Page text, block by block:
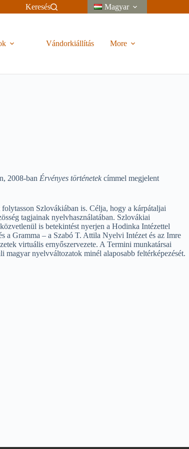
Keresés Magyar
Vándorkiállítás More
2008-ban Érvényes történetek címmel megjelent
Szlovákiában is. Célja, hogy a kárpátaljai
tagjainak nyelvhasználatában. Szlovákiai
is betekintést nyerjen a Hodinka Intézettel
a Gramma – a Szabó T. Attila Nyelvi Intézet és az Imre
virtuális ernyőszervezete. A Termini munkatársai
nyelvváltozatok minél alaposabb feltérképezését.